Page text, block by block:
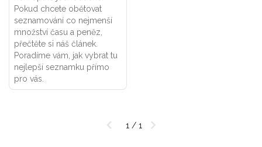
Pokud chcete obětovat
seznamování co nejmenší
množství času a peněz,
přečtěte si náš článek.
Poradíme vám, jak vybrat tu
nejlepší seznamku přímo
pro vás.
1 / 1